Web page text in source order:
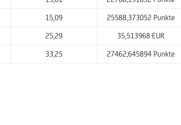
15,09 25588,373052 Punkte
25,29 35,513968 EUR
33,25 27462,645894 Punkte